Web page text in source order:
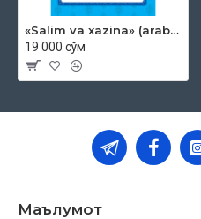
«Salim va xazina» (arabcha - o'zbekcha qiziqarli hikoyalar)
19 000 сўм
Маълумот